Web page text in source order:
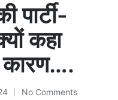
पार्टी-
कहा
कारण….
No Comments